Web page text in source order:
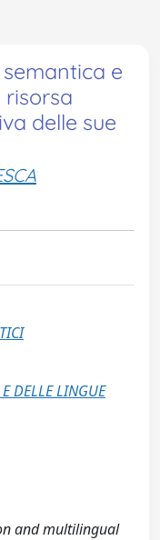
e
risorsa
delle sue
DELLE LINGUE
and multilingual